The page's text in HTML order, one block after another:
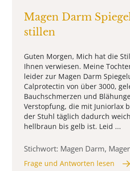
Magen Darm
stillen
Guten Morgen, Mich hat die
Ihnen verwiesen. Meine
leider zur Magen Darm
Calprotectin von über 3000,
Bauchschmerzen und
Verstopfung, die mit Juniorlax
der Stuhl täglich dadurch
hellbraun bis gelb ist. Leid ...
Stichwort: Magen Darm,
Frage und Antworten lesen